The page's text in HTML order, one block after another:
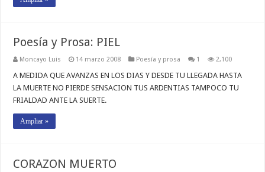
Poesía y Prosa: PIEL
Moncayo Luis 14 marzo 2008 Poesí­a y prosa 1 2,100
A MEDIDA QUE AVANZAS EN LOS DIAS Y DESDE TU LLEGADA HASTA
LA MUERTE NO PIERDE SENSACION TUS ARDENTIAS TAMPOCO TU
FRIALDAD ANTE LA SUERTE.
Ampliar »
CORAZON MUERTO